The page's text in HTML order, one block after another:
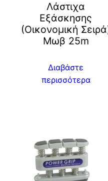
Λάστιχα
Εξάσκησης
(Οικονομική
Μωβ 25m
Διαβάστε
περισσότερα